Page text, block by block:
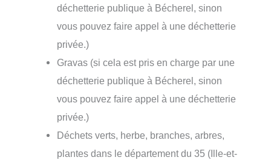
déchetterie publique à Bécherel, sinon
vous pouvez faire appel à une déchetterie
privée.)
Gravas (si cela est pris en charge par une
déchetterie publique à Bécherel, sinon
vous pouvez faire appel à une déchetterie
privée.)
Déchets verts, herbe, branches, arbres,
plantes dans le département du 35 (Ille-et-